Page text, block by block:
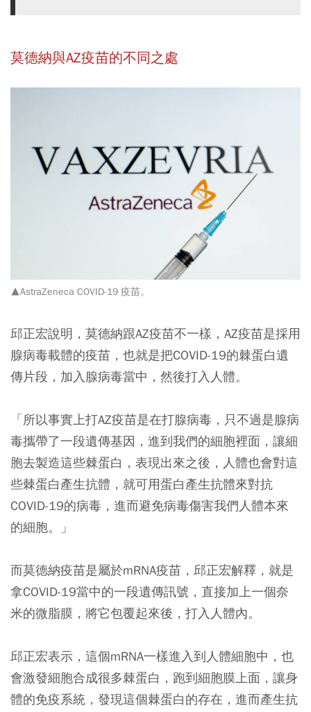
莫德納與AZ疫苗的不同之處
▲AstraZeneca COVID-19 疫苗。
邱正宏說明，莫德納跟AZ疫苗不一樣，AZ疫苗是採用
腺病毒載體的疫苗，也就是把COVID-19的棘蛋白遺
傳片段，加入腺病毒當中，然後打入人體。
「所以事實上打AZ疫苗是在打腺病毒，只不過是腺病
毒攜帶了一段遺傳基因，進到我們的細胞裡面，讓細
胞去製造這些棘蛋白，表現出來之後，人體也會對這
些棘蛋白產生抗體，就可用蛋白產生抗體來對抗
COVID-19的病毒，進而避免病毒傷害我們人體本來
的細胞。」
而莫德納疫苗是屬於mRNA疫苗， 邱正宏解釋， 就是
拿COVID-19當中的一段遺傳訊號，直接加上一個奈
米的微脂膜，將它包覆起來後，打入人體內。
邱正宏表示，這個mRNA一樣進入到人體細胞中，也
會激發細胞合成很多棘蛋白，跑到細胞膜上面，讓身
體的免疫系統，發現這個棘蛋白的存在，進而產生抗